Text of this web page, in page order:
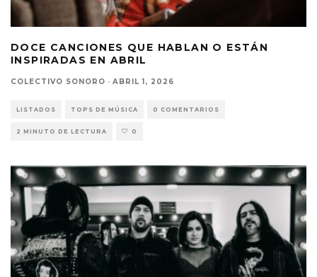
DOCE CANCIONES QUE HABLAN O ESTÁN
INSPIRADAS EN ABRIL
COLECTIVO SONORO · ABRIL 1, 2026
LISTADOS TOPS DE MÚSICA 0 COMENTARIOS
2 MINUTO DE LECTURA 0